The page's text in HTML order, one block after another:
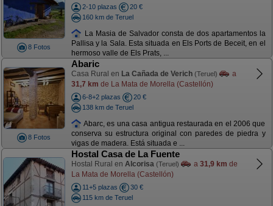
8 Fotos
2-10 plazas
20 €
160 km de Teruel
La Masia de Salvador consta de dos apartamentos la
Pallisa y la Sala. Esta situada en Els Ports de Beceit, en el
hermoso valle de Els Prats, ...
8 Fotos
Abaric
Casa Rural en La Cañada de Verich (Teruel)
a
31,7 km de La Mata de Morella (Castellón)
6-8+2 plazas
20 €
138 km de Teruel
Abarc, es una casa antigua restaurada en el 2006 que
conserva su estructura original con paredes de piedra y
vigas de madera. Está situada e ...
Hostal Casa de La Fuente
Hostal Rural en Alcorisa (Teruel) a 31,9 km de
La Mata de Morella (Castellón)
11+5 plazas
30 €
115 km de Teruel